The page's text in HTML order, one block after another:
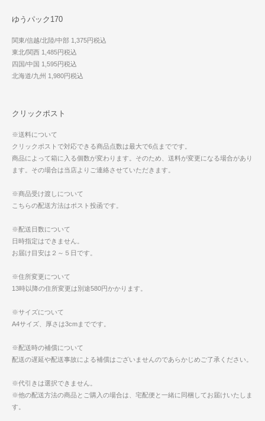
ゆうパック170
関東/信越/北陸/中部 1,375円税込
東北/関西 1,485円税込
四国/中国 1,595円税込
北海道/九州 1,980円税込
クリックポスト
※送料について
クリックポストで対応できる商品点数は最大で6点までです。
商品によって箱に入る個数が変わります。そのため、送料が変更になる場合があり
ます。その場合は当店よりご連絡させていただきます。
※商品受け渡しについて
こちらの配送方法はポスト投函です。
※配送日数について
日時指定はできません。
お届け目安は２～５日です。
※住所変更について
13時以降の住所変更は別途580円かかります。
※サイズについて
A4サイズ、厚さは3cmまでです。
※配送時の補償について
配送の遅延や配送事故による補償はございませんのであらかじめご了承ください。
※代引きは選択できません。
※他の配送方法の商品とご購入の場合は、宅配便と一緒に同梱してお届けいたしま
す。